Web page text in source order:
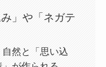
」や「ネガテ
自然と「思い込